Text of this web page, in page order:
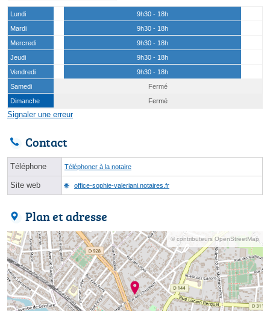
Lundi
9h30 - 18h
Mardi
9h30 - 18h
Mercredi
9h30 - 18h
Jeudi
9h30 - 18h
Vendredi
9h30 - 18h
Samedi
Fermé
Dimanche
Fermé
Signaler une erreur
Contact
Téléphone Téléphoner à la notaire
Site web office-sophie-valeriani.notaires.fr
Plan et adresse
© contributeurs OpenStreetMap